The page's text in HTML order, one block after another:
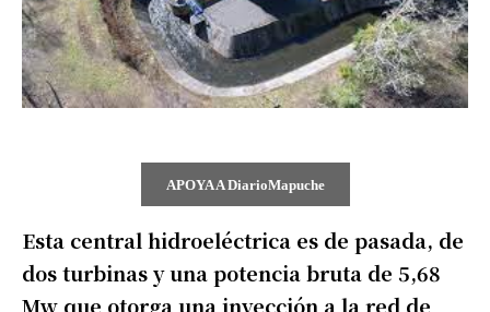
APOYA A DiarioMapuche
Esta central hidroeléctrica es de pasada, de
dos turbinas y una potencia bruta de 5,68
Mw que otorga una inyección a la red de